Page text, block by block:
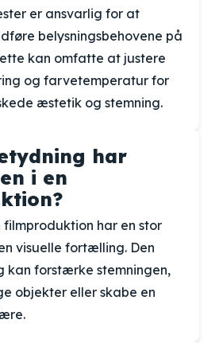
er ansvarlig for at
belysningsbehovene på
kan omfatte at justere
og farvetemperatur for
æstetik og stemning.
har
i en
filmproduktion har en stor
visuelle fortælling. Den
kan forstærke stemningen,
objekter eller skabe en